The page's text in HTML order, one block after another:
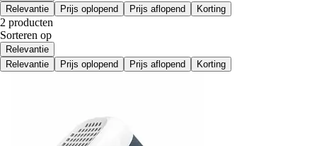
Relevantie
Prijs oplopend Prijs aflopend Korting
2 producten
Sorteren op
Relevantie
Relevantie
Prijs oplopend Prijs aflopend Korting